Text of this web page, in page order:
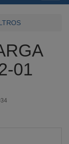
01